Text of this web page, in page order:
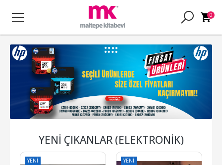
0
YENI ÇIKANLAR (ELEKTRONIK)
YENI YENI